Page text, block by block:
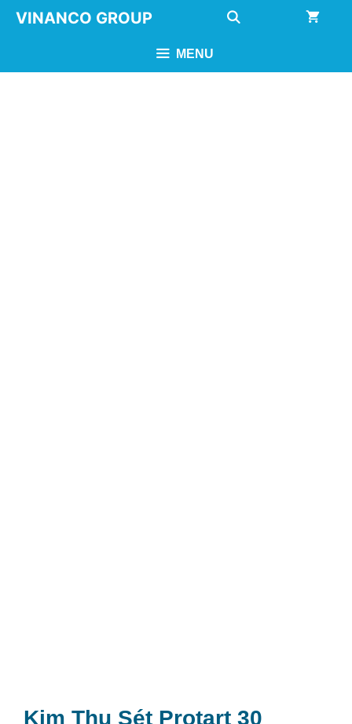
Chuyển
dung
VINANCO GROUP
MENU
Kim Thu Sét Protart 30